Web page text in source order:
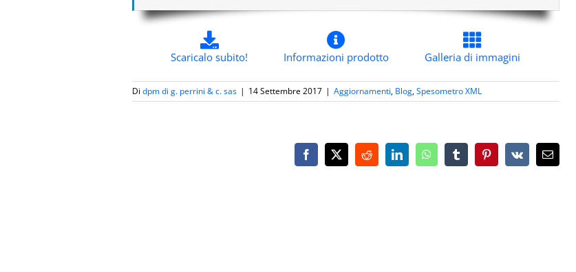
Scaricalo subito! Informazioni prodotto Galleria di immagini
Di dpm di g. perrini & c. sas | 14 Settembre 2017 | Aggiornamenti, Blog,Spesometro XML
Facebook
X RedditLinkedInWhatsAppTumblrPinterest
Vk Email